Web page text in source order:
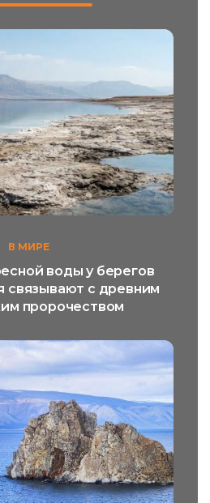
В МИРЕ
воды у берегов
связывают с древним
пророчеством